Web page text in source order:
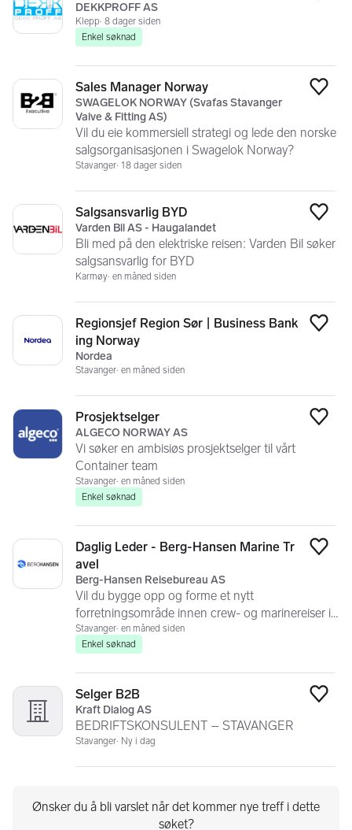
DEKKPROFF AS
Klepp 8 dager siden
Enkel søknad
Sales Manager Norway
SWAGELOK NORWAY (Svafas Stavanger
Valve & Fitting AS)
Vil du eie kommersiell strategi og lede den norske
salgsorganisasjonen i Swagelok Norway?
Stavanger 18 dager siden
Salgsansvarlig BYD
Varden Bil AS - Haugalandet
Bli med på den elektriske reisen: Varden Bil søker
salgsansvarlig for BYD
Karmøy en måned siden
Regionsjef Region Sør | Business Bank
ing Norway
Nordea
Stavanger en måned siden
Prosjektselger
ALGECO NORWAY AS
Vi søker en ambisiøs prosjektselger til vårt
Container team
Stavanger en måned siden
Enkel søknad
Daglig Leder - Berg-Hansen Marine Tr
avel
Berg-Hansen Reisebureau AS
Vil du bygge opp og forme et nytt
forretningsområde innen crew- og marinereiser i
Berg-Hansen?
Stavanger en måned siden
Enkel søknad
Selger B2B
Kraft Dialog AS
BEDRIFTSKONSULENT – STAVANGER
Stavanger Ny i dag
Ønsker du å bli varslet når det kommer nye treff i dette
søket?